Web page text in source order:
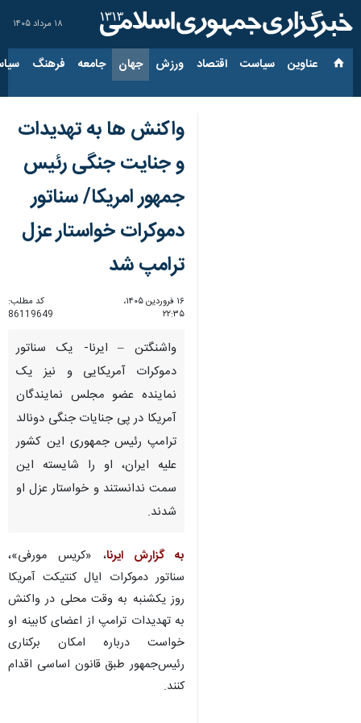
۱۸ مرداد ۱۴۰۵
عناوین‌ سیاست اقتصاد ورزش جهان جامعه فرهنگ
واکنش ها به تهدیدات
و جنایت جنگی رئیس
جمهور امریکا/ سناتور
دموکرات خواستار عزل
ترامپ شد
۱۶ فروردین ۱۴۰۵،
۲۲:۳۵
کد مطلب:
86119649
واشنگتن – ایرنا- یک سناتور
دموکرات آمریکایی و نیز یک
نماینده عضو مجلس نمایندگان
آمریکا در پی جنایات جنگی دونالد
ترامپ رئیس جمهوری این کشور
علیه ایران، او را شایسته این
سمت ندانستند و خواستار عزل او
شدند.
به گزارش ایرنا، «کریس مورفی»،
سناتور دموکرات ایال کنتیکت آمریکا
روز یکشنبه به وقت محلی در واکنش
به تهدیدات ترامپ از اعضای کابینه او
خواست درباره امکان برکناری
رئیس‌جمهور طبق قانون اساسی اقدام
کنند.